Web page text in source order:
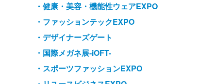
・健康・美容・機能性ウェアEXPO
・ファッションテックEXPO
・デザイナーズゲート
・国際メガネ展-iOFT-
・スポーツファッションEXPO